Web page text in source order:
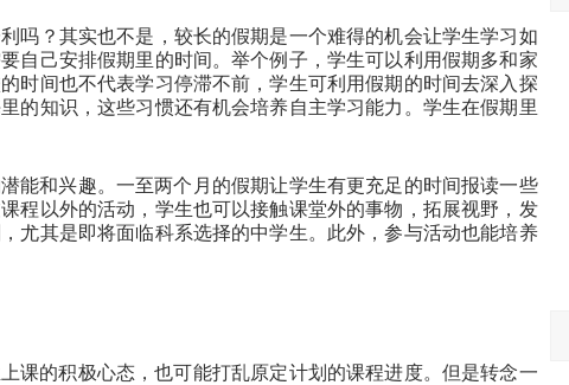
吗？其实也不是，较长的假期是一个难得的机会让学生学习如
自己安排假期里的时间。举个例子，学生可以利用假期多和家
时间也不代表学习停滞不前，学生可利用假期的时间去深入探
的知识，这些习惯还有机会培养自主学习能力。学生在假期里
能和兴趣。一至两个月的假期让学生有更充足的时间报读一些
程以外的活动，学生也可以接触课堂外的事物，拓展视野，发
尤其是即将面临科系选择的中学生。此外，参与活动也能培养
课的积极心态，也可能打乱原定计划的课程进度。但是转念一